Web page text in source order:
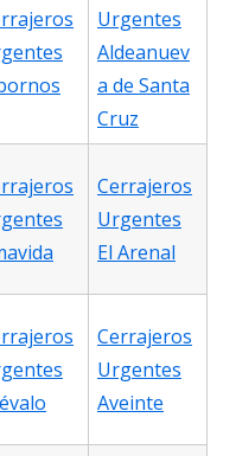
Urgentes
Aldeanuev
a de Santa
Cruz
Cerrajeros
Urgentes
El Arenal
Cerrajeros
Urgentes
Aveinte